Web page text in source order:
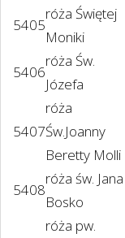
5405
róża Świętej
Moniki
5406
róża Św.
Józefa
5407
róża
Św.Joanny
Beretty Molli
5408
róża św. Jana
Bosko
róża pw.